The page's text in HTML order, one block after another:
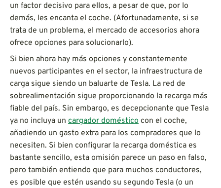
un factor decisivo para ellos, a pesar de que, por lo
demás, les encanta el coche. (Afortunadamente, si se
trata de un problema, el mercado de accesorios ahora
ofrece opciones para solucionarlo).
Si bien ahora hay más opciones y constantemente
nuevos participantes en el sector, la infraestructura de
carga sigue siendo un baluarte de Tesla. La red de
sobrealimentación sigue proporcionando la recarga más
fiable del país. Sin embargo, es decepcionante que Tesla
ya no incluya un cargador doméstico con el coche,
añadiendo un gasto extra para los compradores que lo
necesiten. Si bien configurar la recarga doméstica es
bastante sencillo, esta omisión parece un paso en falso,
pero también entiendo que para muchos conductores,
es posible que estén usando su segundo Tesla (o un